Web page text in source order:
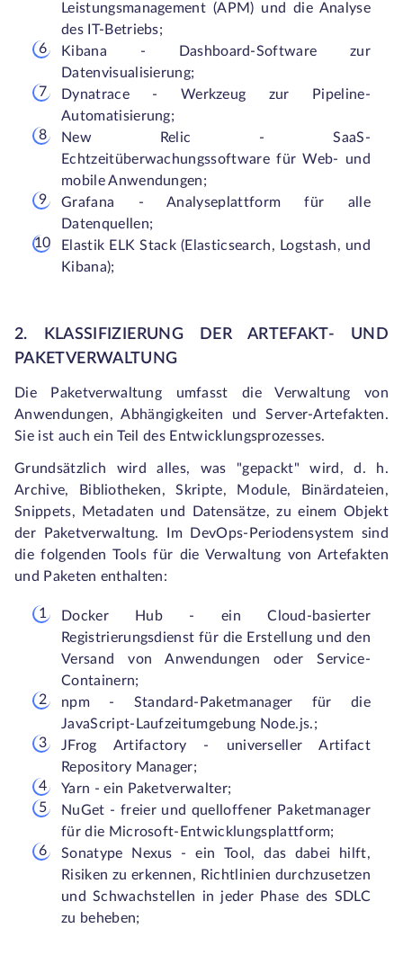
Leistungsmanagement (APM) und die Analyse
des IT-Betriebs;
Kibana - Dashboard-Software zur
Datenvisualisierung;
Dynatrace - Werkzeug zur Pipeline-
Automatisierung;
New Relic - SaaS-
Echtzeitüberwachungssoftware für Web- und
mobile Anwendungen;
Grafana - Analyseplattform für alle
Datenquellen;
Elastik ELK Stack (Elasticsearch, Logstash, und
Kibana);
2. KLASSIFIZIERUNG DER ARTEFAKT- UND
PAKETVERWALTUNG
Die Paketverwaltung umfasst die Verwaltung von
Anwendungen, Abhängigkeiten und Server-Artefakten.
Sie ist auch ein Teil des Entwicklungsprozesses.
Grundsätzlich wird alles, was "gepackt" wird, d. h.
Archive, Bibliotheken, Skripte, Module, Binärdateien,
Snippets, Metadaten und Datensätze, zu einem Objekt
der Paketverwaltung. Im DevOps-Periodensystem sind
die folgenden Tools für die Verwaltung von Artefakten
und Paketen enthalten:
Docker Hub - ein Cloud-basierter
Registrierungsdienst für die Erstellung und den
Versand von Anwendungen oder Service-
Containern;
npm - Standard-Paketmanager für die
JavaScript-Laufzeitumgebung Node.js.;
JFrog Artifactory - universeller Artifact
Repository Manager;
Yarn - ein Paketverwalter;
NuGet - freier und quelloffener Paketmanager
für die Microsoft-Entwicklungsplattform;
Sonatype Nexus - ein Tool, das dabei hilft,
Risiken zu erkennen, Richtlinien durchzusetzen
und Schwachstellen in jeder Phase des SDLC
zu beheben;